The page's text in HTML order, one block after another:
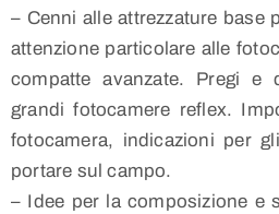
– Cenni alle attrezzature base
attenzione particolare alle
compatte avanzate. Pregi e
grandi fotocamere reflex.
fotocamera, indicazioni per
portare sul campo.
– Idee per la composizione e